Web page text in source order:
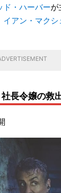
ド・ハーバーが
イアン・マクシ
長令嬢の救